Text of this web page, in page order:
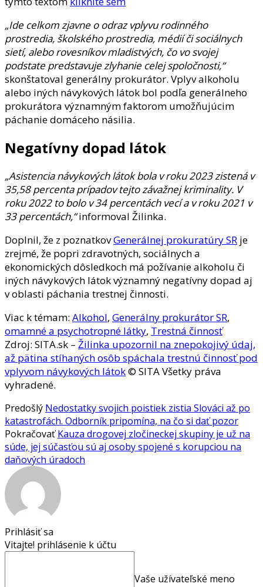
„Ide celkom zjavne o odraz vplyvu rodinného
prostredia, školského prostredia, médií či sociálnych
sietí, alebo rovesníkov mladistvých, čo vo svojej
podstate predstavuje zlyhanie celej spoločnosti,“
skonštatoval generálny prokurátor. Vplyv alkoholu
alebo iných návykových látok bol podľa generálneho
prokurátora významným faktorom umožňujúcim
páchanie domáceho násilia.
Negatívny dopad látok
„Asistencia návykových látok bola v roku 2023 zistená v
35,58 percenta prípadov tejto závažnej kriminality. V
roku 2022 to bolo v 34 percentách vecí a v roku 2021 v
33 percentách,“informoval Žilinka.
Doplnil, že z poznatkovGenerálnej prokuratúry SR je
zrejmé, že popri zdravotných, sociálnych a
ekonomických dôsledkoch má požívanie alkoholu či
iných návykových látok významný negatívny dopad aj
v oblasti páchania trestnej činnosti.
Viac k témam: Alkohol, Generálny prokurátor SR,
omamné a psychotropné látky, Trestná činnosť
Zdroj: SITA.sk – Žilinka upozornil na znepokojivý údaj,
až pätina stíhaných osôb spáchala trestnú činnosť pod
vplyvom návykových látok© SITA Všetky práva
vyhradené.
Predošlý Nedostatky svojich poistiek zistia Slováci až po
katastrofách. Odborník pripomína, na čo si dať pozor
Pokračovať Kauza drogovej zločineckej skupiny je už na
súde, jej súčasťou sú aj osoby spojené s korupciou na
daňových úradoch
Prihlásiť sa
Vitajte! prihlásenie k účtu
Vaše užívateľské meno